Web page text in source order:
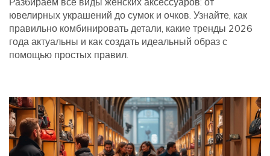
ювелирных украшений до сумок и очков. Узнайте, как
правильно комбинировать детали, какие тренды 2026
года актуальны и как создать идеальный образ с
помощью простых правил.